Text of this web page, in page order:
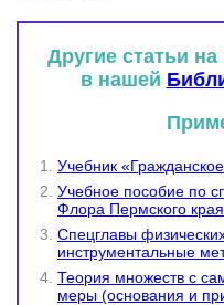
Другие статьи
в нашей
Учебник
Учебное пособие по
Флора Пермского
Спецглавы
инструментальные
Теория множеств с
меры (основания и